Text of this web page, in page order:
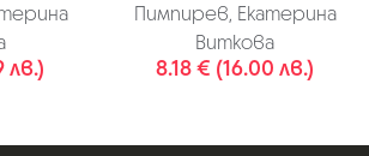
лв.)
Пимпирев, Екатерина
Виткова
8.18 € (16.00 лв.)